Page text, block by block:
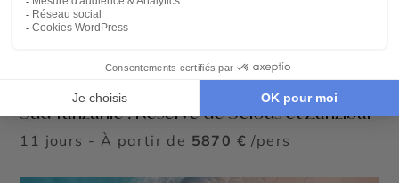
Sud Tanzanie : Réserve de Selous et Zanzibar
11 jours - À partir de 5870 € /pers